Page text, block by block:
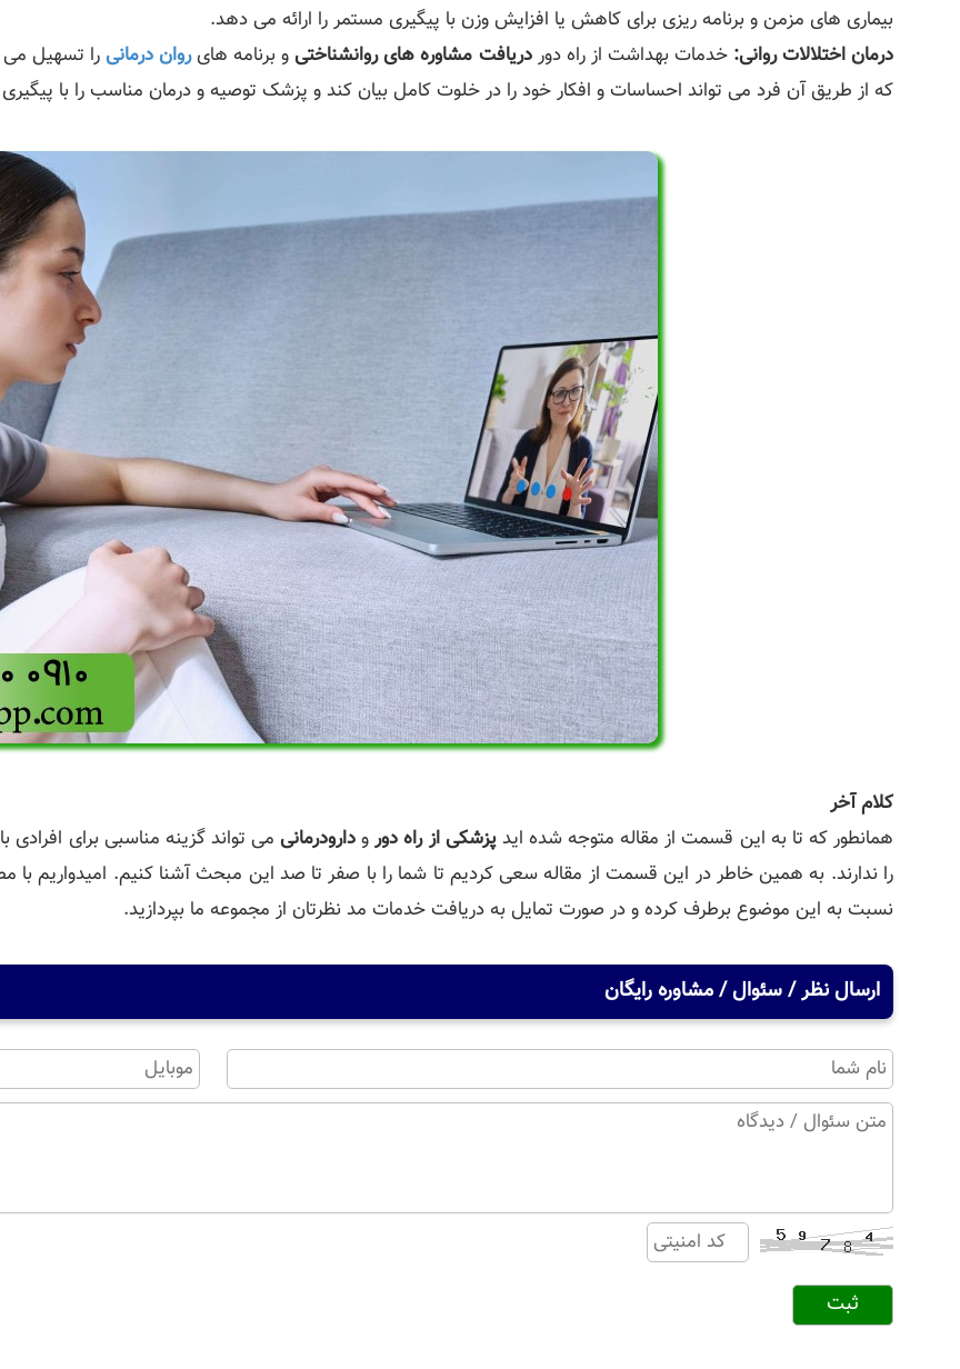
بیماری های مزمن و برنامه ریزی برای کاهش یا افزایش وزن با پیگیری مستمر را ارائه می دهد.
درمان اختلالات روانی:خدمات بهداشت از راه دوردریافت مشاوره های روانشناختیو برنامه هایروان درمانیرا تسهیل می
که از طریق آن فرد می تواند احساسات و افکار خود را در خلوت کامل بیان کند و پزشک توصیه و درمان مناسب را با
کلام آخر
همانطور که تا به این قسمت از مقاله متوجه شده ایدپزشکی از راه دورودارودرمانی می تواند گزینه مناسبی برای افرادی
را ندارند. به همین خاطر در این قسمت از مقاله سعی کردیم تا شما را با صفر تا صد این مبحث آشنا کنیم. امیدواریم با
نسبت به این موضوع برطرف کرده و در صورت تمایل به دریافت خدمات مد نظرتان از مجموعه ما بپردازید.
ارسال نظر / سئوال / مشاوره رایگان